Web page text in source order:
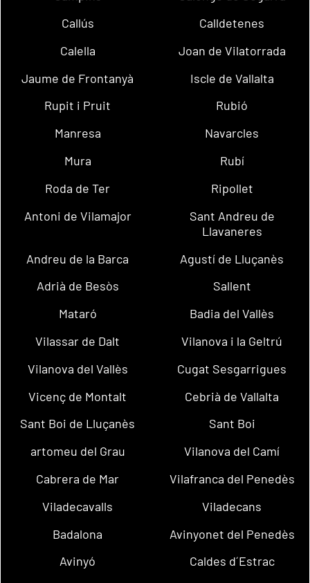
Callús
Calldetenes
Calella
Joan de Vilatorrada
Jaume de Frontanyà
Iscle de Vallalta
Rupit i Pruit
Rubió
Manresa
Navarcles
Mura
Rubí
Roda de Ter
Ripollet
Antoni de Vilamajor
Sant Andreu de
Llavaneres
Andreu de la Barca
Agustí de Lluçanès
Adrià de Besòs
Sallent
Mataró
Badia del Vallès
Vilassar de Dalt
Vilanova i la Geltrú
Vilanova del Vallès
Cugat Sesgarrigues
Vicenç de Montalt
Cebrià de Vallalta
Sant Boi de Lluçanès
Sant Boi
artomeu del Grau
Vilanova del Camí
Cabrera de Mar
Vilafranca del Penedès
Viladecavalls
Viladecans
Badalona
Avinyonet del Penedès
Avinyó
Caldes d´Estrac